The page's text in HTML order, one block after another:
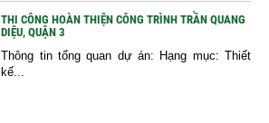
THI CÔNG HOÀN THIỆN CÔNG TRÌNH TRẦN QUANG
DIỆU, QUẬN 3
Thông tin tổng quan dự án: Hạng mục: Thiết
kế...